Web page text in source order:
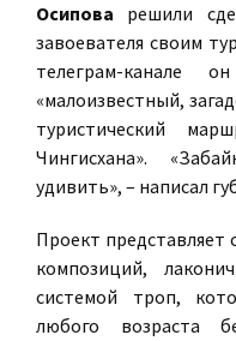
Осипова решили
завоевателя своим
телеграм-канале
«малоизвестный,
туристический
Чингисхана».
удивить», – написал
Проект
композиций,
системой троп,
любого возраста